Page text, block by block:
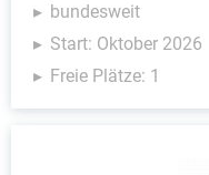
bundesweit
Start: Oktober 2026
Freie Plätze: 1